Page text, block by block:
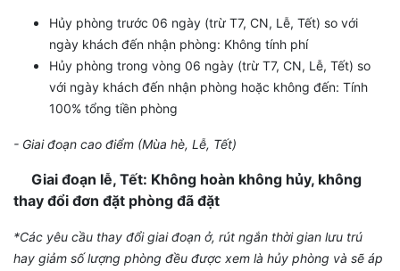
Hủy phòng trước 06 ngày (trừ T7, CN, Lễ, Tết) so với
ngày khách đến nhận phòng: Không tính phí
Hủy phòng trong vòng 06 ngày (trừ T7, CN, Lễ, Tết) so
với ngày khách đến nhận phòng hoặc không đến: Tính
100% tổng tiền phòng
- Giai đoạn cao điểm (Mùa hè, Lễ, Tết)
Giai đoạn lễ, Tết: Không hoàn không hủy, không
thay đổi đơn đặt phòng đã đặt
*Các yêu cầu thay đổi giai đoạn ở, rút ngắn thời gian lưu trú
hay giảm số lượng phòng đều được xem là hủy phòng và sẽ áp